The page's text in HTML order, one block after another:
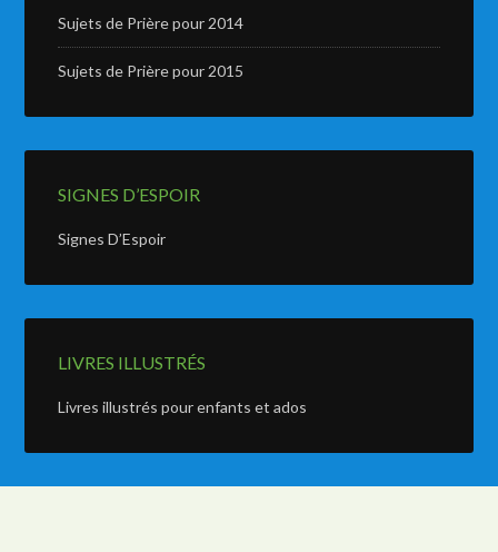
Sujets de Prière pour 2014
Sujets de Prière pour 2015
SIGNES D’ESPOIR
Signes D’Espoir
LIVRES ILLUSTRÉS
Livres illustrés pour enfants et ados